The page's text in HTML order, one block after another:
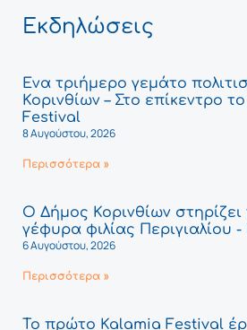
Εκδηλώσεις
Ένα τριήμερο γεμάτο
Κορινθίων – Στο επίκεντρο
Festival
8 Αυγούστου, 2026
Περισσότερα »
Ο Δήμος Κορινθίων στηρίζει
γέφυρα φιλίας Περιγιαλίου
6 Αυγούστου, 2026
Περισσότερα »
Το πρώτο Kalamia Festival